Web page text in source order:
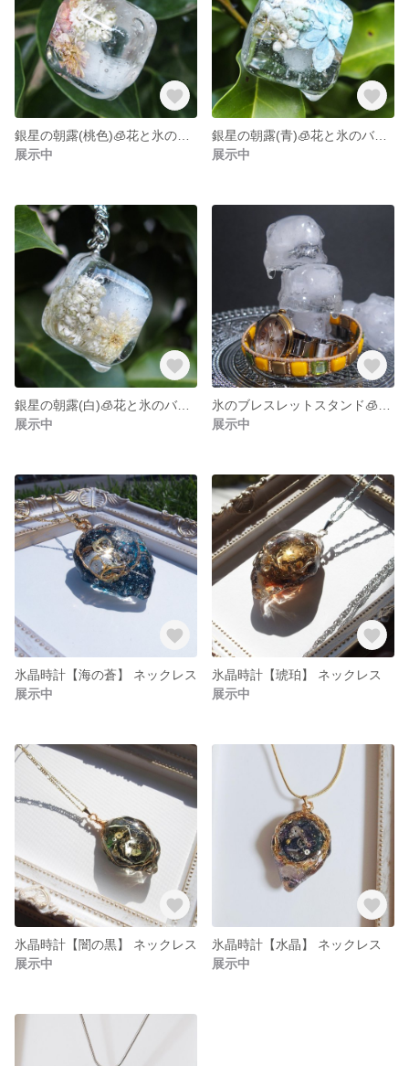
展示中
銀星の朝露(青)🧊花と氷のバッグチャーム
展示中
銀星の朝露(白)🧊花と氷のバッグチャーム
展示中
展示中
氷晶時計【海の蒼】 ネックレス
展示中
氷晶時計【琥珀】 ネックレス
展示中
氷晶時計【闇の黒】 ネックレス
展示中
氷晶時計【水晶】 ネックレス
展示中